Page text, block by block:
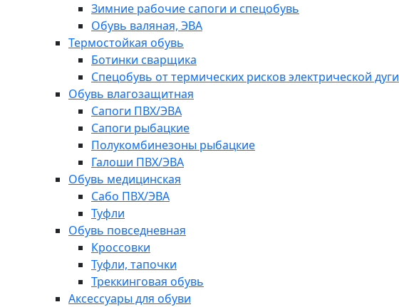
Зимние рабочие сапоги и спецобувь
Обувь валяная, ЭВА
Термостойкая обувь
Ботинки сварщика
Спецобувь от термических рисков электрической дуги
Обувь влагозащитная
Сапоги ПВХ/ЭВА
Сапоги рыбацкие
Полукомбинезоны рыбацкие
Галоши ПВХ/ЭВА
Обувь медицинская
Сабо ПВХ/ЭВА
Туфли
Обувь повседневная
Кроссовки
Туфли, тапочки
Треккинговая обувь
Аксессуары для обуви